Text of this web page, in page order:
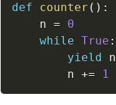
def counter ( ) :
    n
=
0
while True :
yield n
        n
+= 1